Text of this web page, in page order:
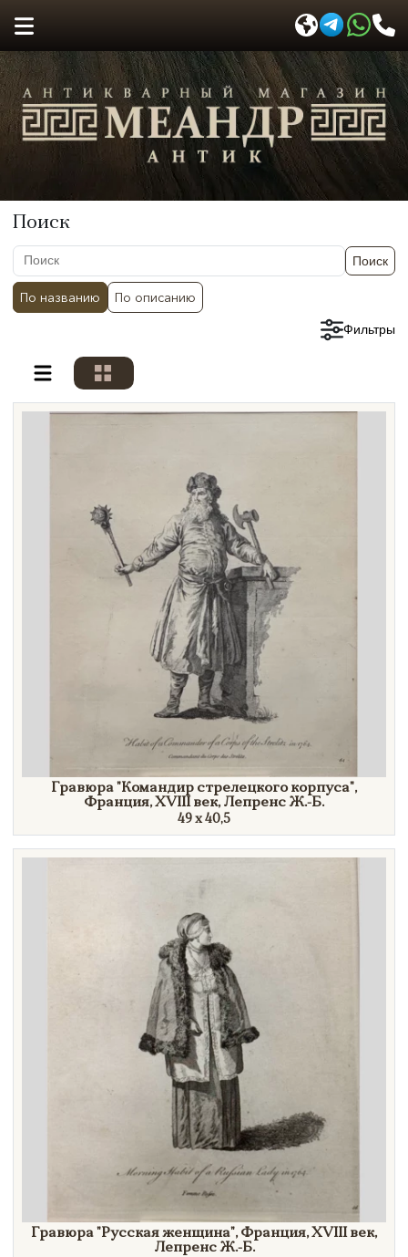
Поиск
Поиск
По названию По описанию
Фильтры
Разделы
Направление
Техника
Нет в наличии
Гравюра"Командир стрелецкогокорпуса",
Франция,XVIII век, Лепренс Ж.-Б.
49 х 40,5
Гравюра "Русскаяженщина", Франция,XVIII век,
Лепренс Ж.-Б.